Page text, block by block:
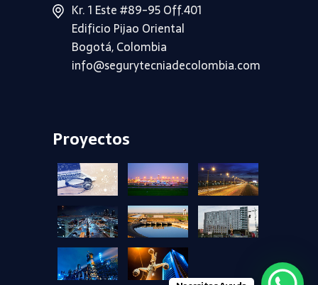
Kr. 1 Este #89-95 Off.401
Edificio Pijao Oriental
Bogotá, Colombia
info@segurytecniadecolombia.com
Proyectos
+ + +
+ + +